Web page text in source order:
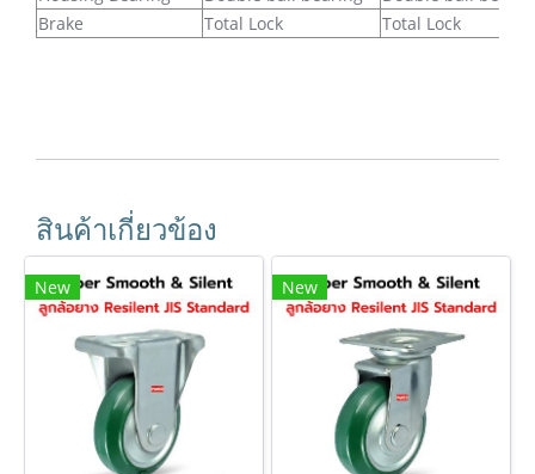
ฺBrake
Total Lock Total Lock
สินค้าเกี่ยวข้อง
New New